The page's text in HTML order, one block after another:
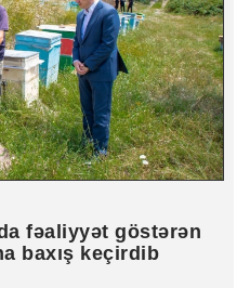
fəaliyyət göstərən
baxış keçirdib